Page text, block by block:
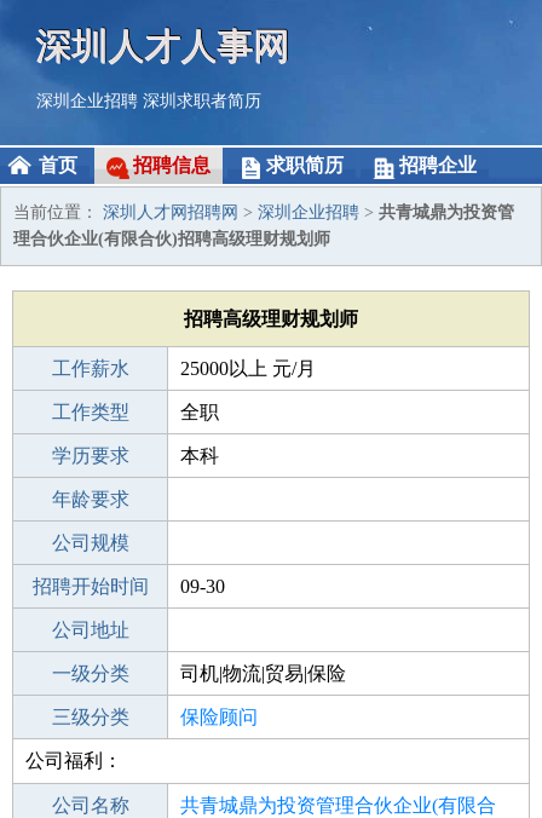
深圳人才人事网
深圳企业招聘 深圳求职者简历
首页 招聘信息 求职简历 招聘企业
当前位置： 深圳人才网招聘网 > 深圳企业招聘 > 共青城鼎为投资管
理合伙企业(有限合伙)招聘高级理财规划师
招聘高级理财规划师
工作薪水 25000以上 元/月
招聘人数 1人
工作类型 全职
性别要求 -
学历要求 本科
工作经验
年龄要求
工作地点
公司规模
公司电话
招聘开始时间 09-30
招聘结束时间
公司地址
一级分类 司机|物流|贸易|保险
二级分类 保险
三级分类 保险顾问
其他行业
公司福利：
公司名称 共青城鼎为投资管理合伙企业(有限合